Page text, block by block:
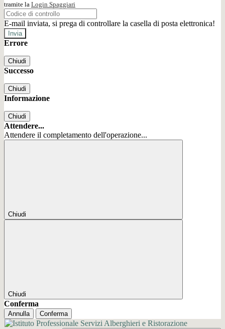
tramite la Login Spaggiari
E-mail inviata, si prega di controllare la casella di posta elettronica!
Errore
Chiudi
Successo
Chiudi
Informazione
Chiudi
Attendere...
Attendere il completamento dell'operazione...
Chiudi
Chiudi
Conferma
Annulla Conferma